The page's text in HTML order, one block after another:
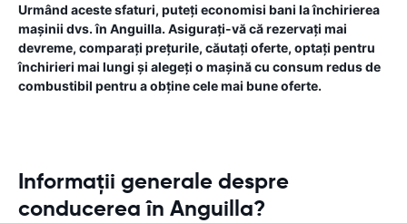
Urmând aceste sfaturi, puteți economisi bani la închirierea
mașinii dvs. în Anguilla. Asigurați-vă că rezervați mai
devreme, comparați prețurile, căutați oferte, optați pentru
închirieri mai lungi și alegeți o mașină cu consum redus de
combustibil pentru a obține cele mai bune oferte.
Informații generale despre
conducerea în Anguilla?